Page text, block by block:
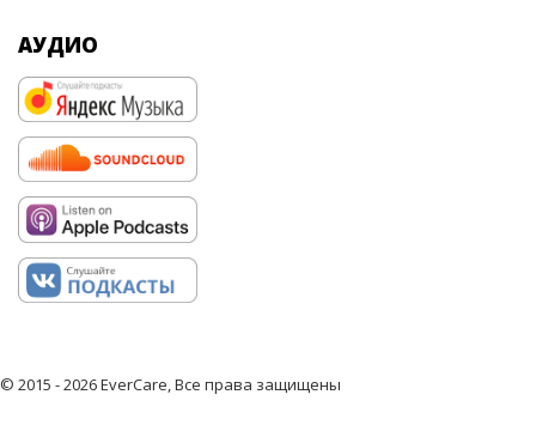
АУДИО
© 2015 - 2026 EverCare, Все права защищены